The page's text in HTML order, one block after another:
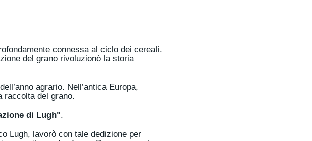
connessa al ciclo dei cereali.
del grano rivoluzionò la storia
agrario. Nell’antica Europa,
raccolta del grano.
di Lugh".
Lugh, lavorò con tale dedizione per